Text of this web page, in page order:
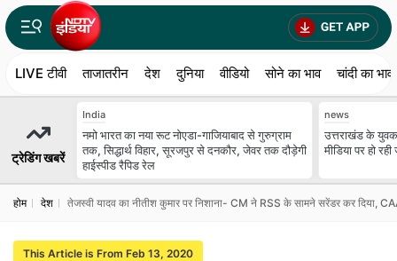
LIVE टीवी ताजातरीन देश दुनिया वीडियो सोने का भाव चांदी का भाव
ट्रेडिंग खबरें
India
नमो भारत का नया रूट नोएडा-गाजियाबाद से गुरुग्राम
तक, सिद्धार्थ विहार, सूरजपुर से दनकौर, जेवर तक दौड़ेगी
हाईस्पीड रैपिड रेल
news
उत्तराखंड के
मीडिया पर हो
होम देश तेजस्वी यादव का नीतीश कुमार पर निशाना- CM ने RSS के सामने सरेंडर कर दिया,
This Article is From Feb 13, 2020